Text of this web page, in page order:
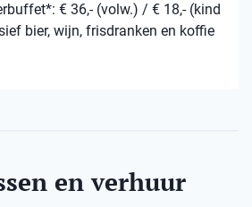
€ 36,- (volw.) / € 18,- (kind
bier, wijn, frisdranken en koffie
en verhuur